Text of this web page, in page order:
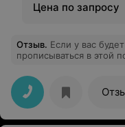
Цена по запросу
Отзыв. Если у вас
прописываться в этой
пройти медкомиссию и
нервы. А когда нужно
нет и перенаправляют
кровь из Вены и так
взяли так я день не